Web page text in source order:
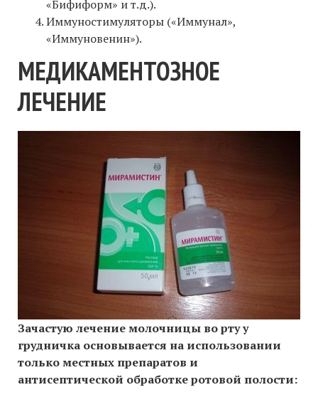
«Бифиформ» и т.д.).
Иммуностимуляторы («Иммунал»,
«Иммуновенин»).
МЕДИКАМЕНТОЗНОЕ
ЛЕЧЕНИЕ
Зачастую лечение молочницы во рту у
грудничка основывается на использовании
только местных препаратов и
антисептической обработке ротовой полости: